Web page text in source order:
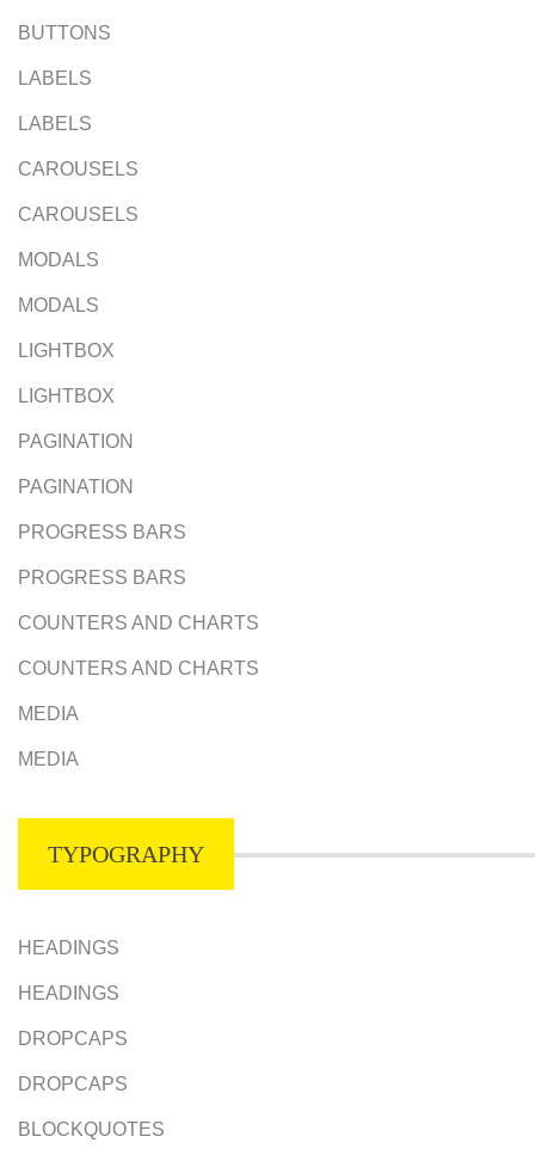
BUTTONS
LABELS
LABELS
CAROUSELS
CAROUSELS
MODALS
MODALS
LIGHTBOX
LIGHTBOX
PAGINATION
PAGINATION
PROGRESS BARS
PROGRESS BARS
COUNTERS AND CHARTS
COUNTERS AND CHARTS
MEDIA
MEDIA
TYPOGRAPHY
HEADINGS
HEADINGS
DROPCAPS
DROPCAPS
BLOCKQUOTES